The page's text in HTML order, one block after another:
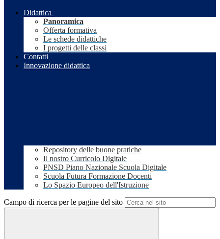
Didattica
Panoramica
Offerta formativa
Le schede didattiche
I progetti delle classi
Contatti
Innovazione didattica
Repository delle buone pratiche
Il nostro Curricolo Digitale
PNSD Piano Nazionale Scuola Digitale
Scuola Futura Formazione Docenti
Lo Spazio Europeo dell'Istruzione
Campo di ricerca per le pagine del sito